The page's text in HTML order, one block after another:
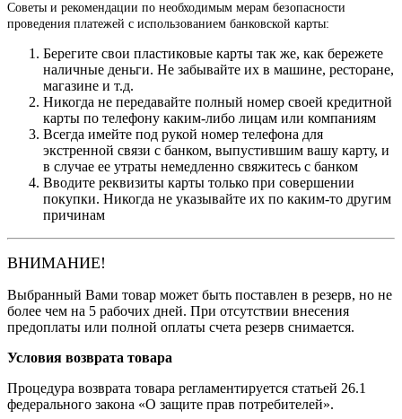
Советы и рекомендации по необходимым мерам безопасности
проведения платежей с использованием банковской карты:
Берегите свои пластиковые карты так же, как бережете
наличные деньги. Не забывайте их в машине, ресторане,
магазине и т.д.
Никогда не передавайте полный номер своей кредитной
карты по телефону каким-либо лицам или компаниям
Всегда имейте под рукой номер телефона для
экстренной связи с банком, выпустившим вашу карту, и
в случае ее утраты немедленно свяжитесь с банком
Вводите реквизиты карты только при совершении
покупки. Никогда не указывайте их по каким-то другим
причинам
ВНИМАНИЕ!
Выбранный Вами товар может быть поставлен в резерв, но не
более чем на 5 рабочих дней. При отсутствии внесения
предоплаты или полной оплаты счета резерв снимается.
Условия возврата товара
Процедура возврата товара регламентируется статьей 26.1
федерального закона «О защите прав потребителей».